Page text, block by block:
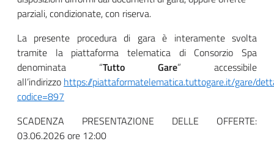
parziali, condizionate, con riserva.
La presente procedura di gara è interamente svolta
tramite la piattaforma telematica di Consorzio Spa
denominata “Tutto Gare” accessibile
all’indirizzo https://piattaformatelematica.tuttogare.it/gare/
codice=897
SCADENZA PRESENTAZIONE DELLE OFFERTE:
03.06.2026 ore 12:00